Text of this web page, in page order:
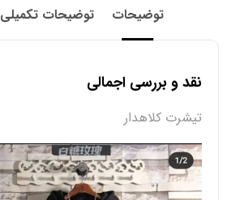
توضیحات توضیحات تکمیلی
نقد و بررسی اجمالی
تیشرت کلاهدار